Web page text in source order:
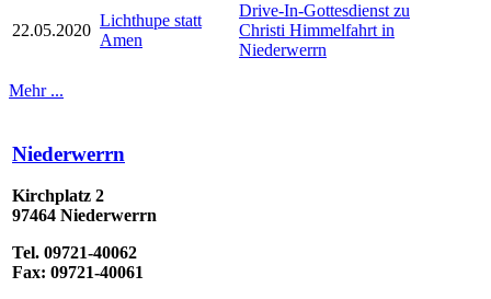
22.05.2020
Lichthupe statt
Amen
Drive-In-Gottesdienst zu
Christi Himmelfahrt in
Niederwerrn
Mehr ...
Niederwerrn
Kirchplatz 2
97464 Niederwerrn
Tel. 09721-40062
Fax: 09721-40061